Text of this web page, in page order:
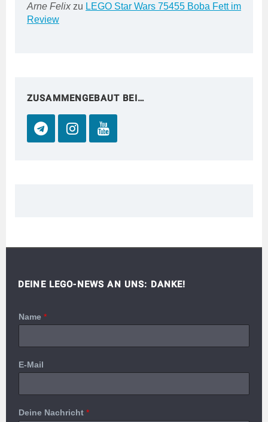
Arne Felix zu LEGO Star Wars 75455 Boba Fett im
Review
ZUSAMMENGEBAUT BEI…
DEINE LEGO-NEWS AN UNS: DANKE!
Name *
E-Mail
Deine Nachricht *